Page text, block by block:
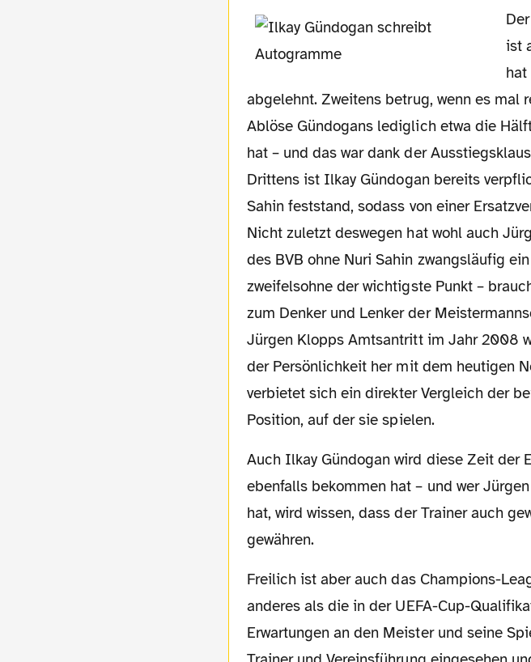
Der stets herangezogene Vergleich mit Nuri Sahin
ist
abgelehnt. Zweitens betrug, wenn es
Ablöse Gündogans lediglich etwa die
hat – und das war dank der
Drittens ist Ilkay Gündogan bereits
Sahin feststand, sodass von einer
Nicht zuletzt deswegen hat wohl auch
des BVB ohne Nuri Sahin zwangsläufig
zweifelsohne der wichtigste Punkt –
zum Denker und Lenker der
Jürgen Klopps Amtsantritt im Jahr 2008
der Persönlichkeit her mit dem heutigen
verbietet sich ein direkter Vergleich der
Position, auf der sie spielen.
Auch Ilkay Gündogan wird diese Zeit der Entwicklung brauchen, die sein Vorgänger
ebenfalls bekommen hat – und wer
hat, wird wissen, dass der Trainer auch
gewähren.
Freilich ist aber auch das Champions-League-Team Borussia Dortmund im Jahr 2011 ein
anderes als die in der UEFA-Cup-
Erwartungen an den Meister und seine